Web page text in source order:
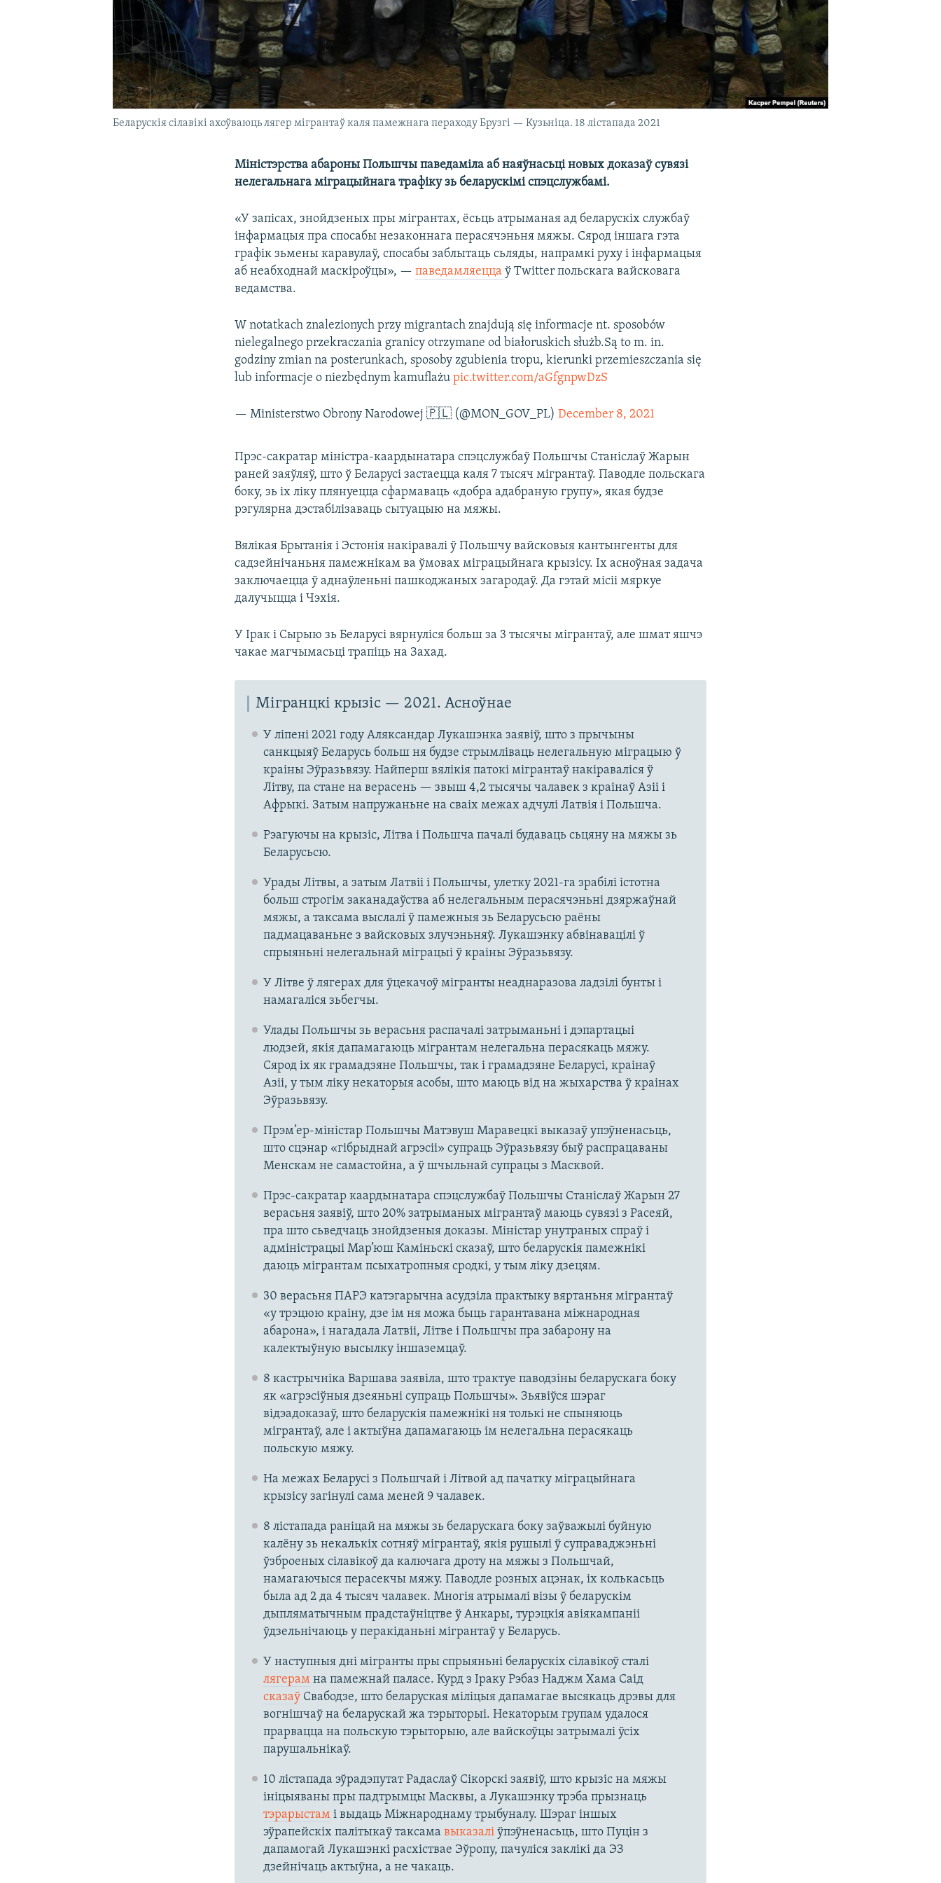
Беларускія сілавікі ахоўваюць лягер мігрантаў каля памежнага пераходу Брузгі — Кузьніца. 18 лістапада 2021
Міністэрства абароны Польшчы паведаміла аб наяўнасьці новых доказаў сувязі
нелегальнага міграцыйнага трафіку зь беларускімі спэцслужбамі.
«У запісах, знойдзеных пры мігрантах, ёсьць атрыманая ад беларускіх службаў
інфармацыя пра спосабы незаконнага перасячэньня мяжы. Сярод іншага гэта
графік зьмены каравулаў, спосабы заблытаць сьляды, напрамкі руху і інфармацыя
аб неабходнай маскіроўцы», —паведамляеццаў Twitter польскага вайсковага
ведамства.
W notatkach znalezionych przy migrantach znajdują się informacje nt. sposobów
nielegalnego przekraczania granicy otrzymane od białoruskich służb.Są to m. in.
godziny zmian na posterunkach, sposoby zgubienia tropu, kierunki przemieszczania się
lub informacje o niezbędnym kamuflażupic.twitter.com/aGfgnpwDzS
— Ministerstwo Obrony Narodowej 🇵🇱 (@MON_GOV_PL)December 8, 2021
Прэс-сакратар міністра-каардынатара спэцслужбаў Польшчы Станіслаў Жарын
раней заяўляў, што ў Беларусі застаецца каля 7 тысяч мігрантаў. Паводле польскага
боку, зь іх ліку плянуецца сфармаваць «добра адабраную групу», якая будзе
рэгулярна дэстабілізаваць сытуацыю на мяжы.
Вялікая Брытанія і Эстонія накіравалі ў Польшчу вайсковыя кантынгенты для
садзейнічаньня памежнікам ва ўмовах міграцыйнага крызісу. Іх асноўная задача
заключаецца ў аднаўленьні пашкоджаных загародаў. Да гэтай місіі мяркуе
далучыцца і Чэхія.
У Ірак і Сырыю зь Беларусі вярнуліся больш за 3 тысячы мігрантаў, але шмат яшчэ
чакае магчымасьці трапіць на Захад.
Мігранцкі крызіс — 2021. Асноўнае
У ліпені 2021 году Аляксандар Лукашэнка заявіў, што з прычыны
санкцыяў Беларусь больш ня будзе стрымліваць нелегальную міграцыю ў
краіны Эўразьвязу. Найперш вялікія патокі мігрантаў накіраваліся ў
Літву, па стане на верасень — звыш 4,2 тысячы чалавек з краінаў Азіі і
Афрыкі. Затым напружаньне на сваіх межах адчулі Латвія і Польшча.
Рэагуючы на крызіс, Літва і Польшча пачалі будаваць сьцяну на мяжы зь
Беларусьсю.
Урады Літвы, а затым Латвіі і Польшчы, улетку 2021-га зрабілі істотна
больш строгім заканадаўства аб нелегальным перасячэньні дзяржаўнай
мяжы, а таксама выслалі ў памежныя зь Беларусьсю раёны
падмацаваньне з вайсковых злучэньняў. Лукашэнку абвінавацілі ў
спрыяньні нелегальнай міграцыі ў краіны Эўразьвязу.
У Літве ў лягерах для ўцекачоў мігранты неаднаразова ладзілі бунты і
намагаліся зьбегчы.
Улады Польшчы зь верасьня распачалі затрыманьні і дэпартацыі
людзей, якія дапамагаюць мігрантам нелегальна перасякаць мяжу.
Сярод іх як грамадзяне Польшчы, так і грамадзяне Беларусі, краінаў
Азіі, у тым ліку некаторыя асобы, што маюць від на жыхарства ў краінах
Эўразьвязу.
Прэм’ер-міністар Польшчы Матэвуш Маравецкі выказаў упэўненасьць,
што сцэнар «гібрыднай агрэсіі» супраць Эўразьвязу быў распрацаваны
Менскам не самастойна, а ў шчыльнай супрацы з Масквой.
Прэс-сакратар каардынатара спэцслужбаў Польшчы Станіслаў Жарын 27
верасьня заявіў, што 20% затрыманых мігрантаў маюць сувязі з Расеяй,
пра што сьведчаць знойдзеныя доказы. Міністар унутраных спраў і
адміністрацыі Мар’юш Каміньскі сказаў, што беларускія памежнікі
даюць мігрантам псыхатропныя сродкі, у тым ліку дзецям.
30 верасьня ПАРЭ катэгарычна асудзіла практыку вяртаньня мігрантаў
«у трэцюю краіну, дзе ім ня можа быць гарантавана міжнародная
абарона», і нагадала Латвіі, Літве і Польшчы пра забарону на
калектыўную высылку іншаземцаў.
8 кастрычніка Варшава заявіла, што трактуе паводзіны беларускага боку
як «агрэсіўныя дзеяньні супраць Польшчы». Зьявіўся шэраг
відэадоказаў, што беларускія памежнікі ня толькі не спыняюць
мігрантаў, але і актыўна дапамагаюць ім нелегальна перасякаць
польскую мяжу.
На межах Беларусі з Польшчай і Літвой ад пачатку міграцыйнага
крызісу загінулі сама меней 9 чалавек.
8 лістапада раніцай на мяжы зь беларускага боку заўважылі буйную
калёну зь некалькіх сотняў мігрантаў, якія рушылі ў суправаджэньні
ўзброеных сілавікоў да калючага дроту на мяжы з Польшчай,
намагаючыся перасекчы мяжу. Паводле розных ацэнак, іх колькасьць
была ад 2 да 4 тысяч чалавек. Многія атрымалі візы ў беларускім
дыпляматычным прадстаўніцтве ў Анкары, турэцкія авіякампаніі
ўдзельнічаюць у перакіданьні мігрантаў у Беларусь.
У наступныя дні мігранты пры спрыяньні беларускіх сілавікоў сталі
лягерамна памежнай паласе. Курд з Іраку Рэбаз Наджм Хама Саід
сказаўСвабодзе, што беларуская міліцыя дапамагае высякаць дрэвы для
вогнішчаў на беларускай жа тэрыторыі. Некаторым групам удалося
прарвацца на польскую тэрыторыю, але вайскоўцы затрымалі ўсіх
парушальнікаў.
10 лістапада эўрадэпутат Радаслаў Сікорскі заявіў, што крызіс на мяжы
ініцыяваны пры падтрымцы Масквы, а Лукашэнку трэба прызнаць
тэрарыстамі выдаць Міжнароднаму трыбуналу. Шэраг іншых
эўрапейскіх палітыкаў таксама выказаліўпэўненасьць, што Пуцін з
дапамогай Лукашэнкі расхіствае Эўропу, пачуліся заклікі да ЭЗ
дзейнічаць актыўна, а не чакаць.